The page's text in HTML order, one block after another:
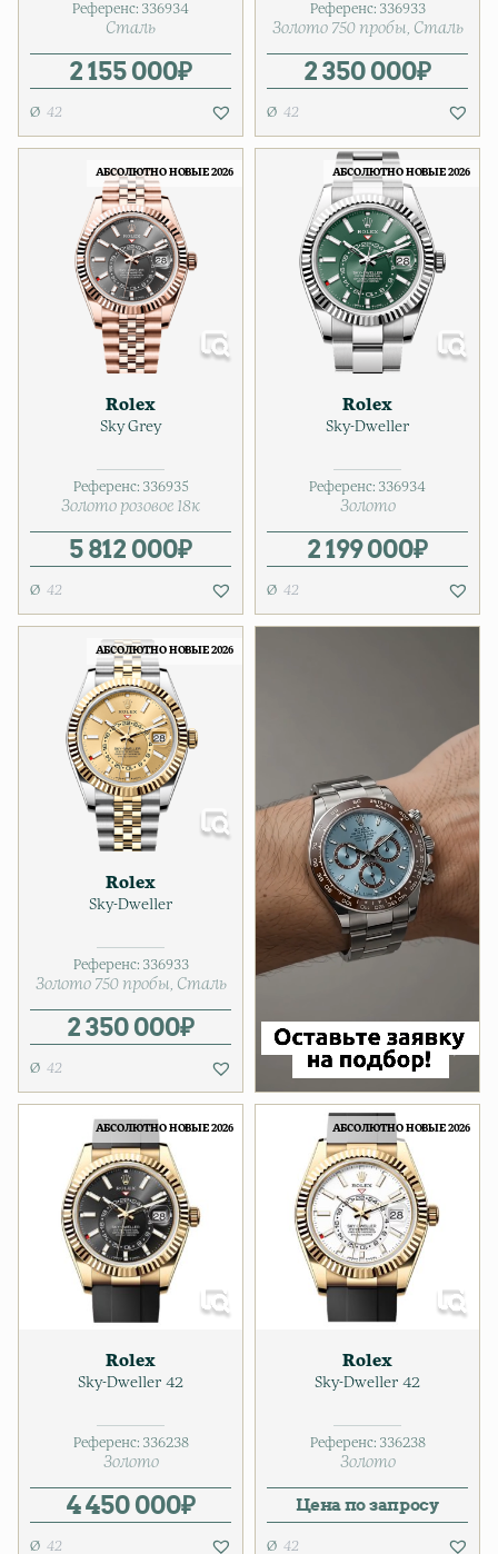
Референс: 336934
Сталь
2 155 000₽
42
Референс: 336933
Золото 750 пробы Сталь
2 350 000₽
42
АБСОЛЮТНО НОВЫЕ 2026
Rolex
Sky Grey
Референс: 336935
Золото розовое 18к
5 812 000₽
42
АБСОЛЮТНО НОВЫЕ 2026
Rolex
Sky-Dweller
Референс: 336934
Золото
2 199 000₽
42
АБСОЛЮТНО НОВЫЕ 2026
Rolex
Sky-Dweller
Референс: 336933
Золото 750 пробы Сталь
2 350 000₽
42
АБСОЛЮТНО НОВЫЕ 2026
Rolex
Sky-Dweller 42
Референс: 336238
Золото
4 450 000₽
42
АБСОЛЮТНО НОВЫЕ 2026
Rolex
Sky-Dweller 42
Референс: 336238
Золото
Цена по запросу
42